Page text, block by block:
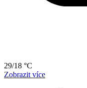
29/18 °C
Zobrazit více